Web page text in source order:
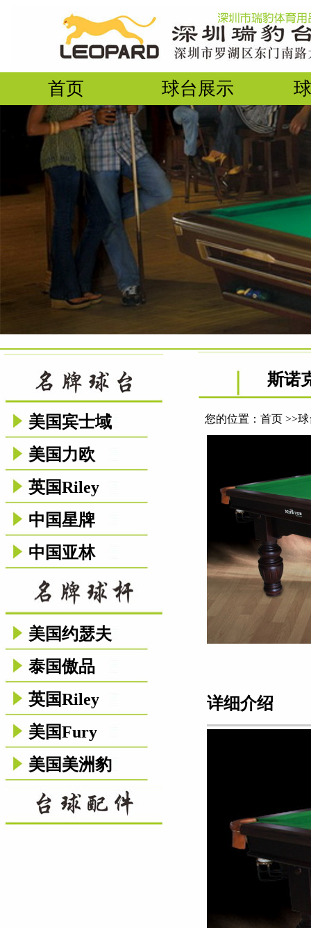
首页 球台展示
美国宾士域
美国力欧
英国Riley
中国星牌
中国亚林
美国约瑟夫
泰国傲品
英国Riley
美国Fury
美国美洲豹
斯诺
您的位置： 首页 >>球
详细介绍